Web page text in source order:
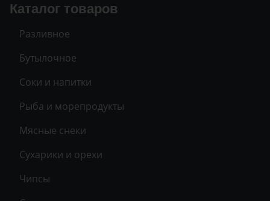
Каталог товаров
Разливное
Бутылочное
Соки и напитки
Рыба и морепродукты
Мясные снеки
Сухарики и орехи
Чипсы